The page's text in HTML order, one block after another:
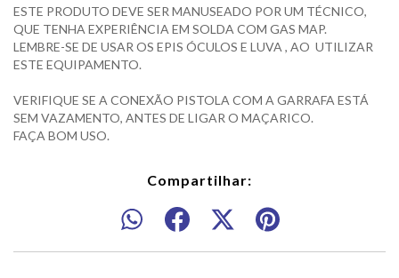
ESTE PRODUTO DEVE SER MANUSEADO POR UM TÉCNICO,
QUE TENHA EXPERIÊNCIA EM SOLDA COM GAS MAP.
LEMBRE-SE DE USAR OS EPIS ÓCULOS E LUVA , AO UTILIZAR
ESTE EQUIPAMENTO.
VERIFIQUE SE A CONEXÃO PISTOLA COM A GARRAFA ESTÁ
SEM VAZAMENTO, ANTES DE LIGAR O MAÇARICO.
FAÇA BOM USO.
Compartilhar: